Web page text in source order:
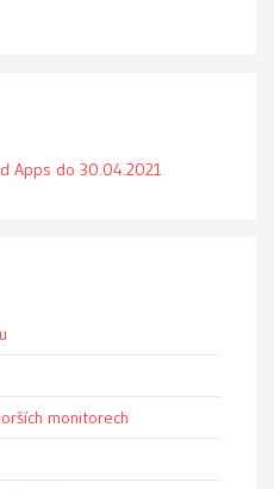
Apps do 30.04.2021
monitorech